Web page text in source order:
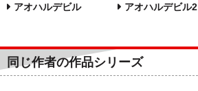
アオハルデビル アオハルデビル2
同じ作者の作品シリーズ